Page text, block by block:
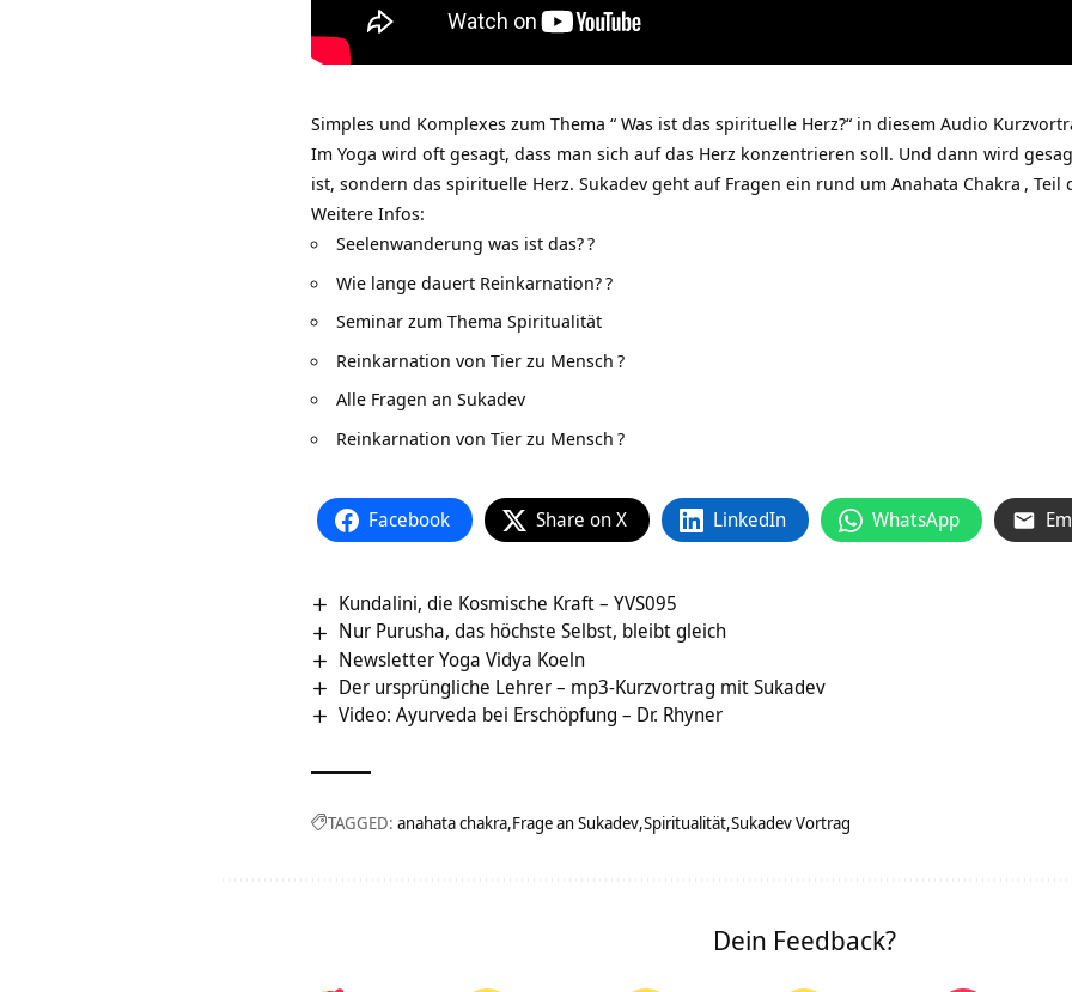
Simples und Komplexes zum Thema “ Was ist das spirituelle Herz?“ in diesem Audio
Im Yoga wird oft gesagt, dass man sich auf das Herz konzentrieren soll. Und dann wird
ist, sondern das spirituelle Herz. Sukadev geht auf Fragen ein rund um Anahata Chakra , Teil
Weitere Infos:
Seelenwanderung was ist das??
Wie lange dauert Reinkarnation??
Seminar zum Thema Spiritualität
Reinkarnation von Tier zu Mensch ?
Alle Fragen an Sukadev
Reinkarnation von Tier zu Mensch ?
Facebook Share on X LinkedIn WhatsApp
Kundalini, die Kosmische Kraft – YVS095
Nur Purusha, das höchste Selbst, bleibt gleich
Newsletter Yoga Vidya Koeln
Der ursprüngliche Lehrer – mp3-Kurzvortrag mit Sukadev
Video: Ayurveda bei Erschöpfung – Dr. Rhyner
TAGGED: anahata chakra Frage an Sukadev Spiritualität Sukadev Vortrag
Dein Feedback?